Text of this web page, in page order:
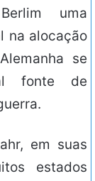
uma
na alocação
se
fonte de
em suas
estados